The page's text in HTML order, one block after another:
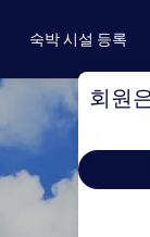
숙박 시설 등록
회원